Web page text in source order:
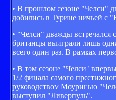
• В прошлом сезоне "Челси"
добились в Турине ничьей с
• "Челси" дважды
британцы выиграли лишь
всего один раз. В рамках
• В том сезоне "Челси"
1/2 финала самого
руководством Моуринью
выступил "Ливерпуль".